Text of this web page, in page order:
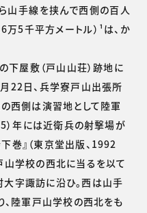
山手線を挟んで西側の百人
5千平方メートル）¹は、か
下屋敷（戸山山荘）跡地に
22日、兵学寮戸山出張所
の西側は演習地として陸軍
）年には近衛兵の射撃場が
巻』（東京堂出版、1992
山学校の西北に当るを以て
字諏訪に沿ひ。西は山手
、陸軍戸山学校の西北をも